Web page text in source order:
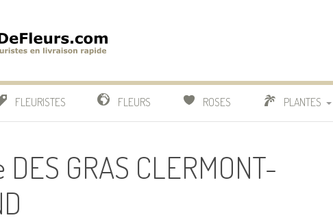
FLEURISTES FLEURS ROSES PLANTES
CACTUS
GRAS CLERMONT-